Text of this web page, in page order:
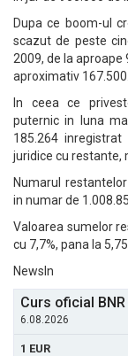
Dupa ce boom-ul
scazut de peste
2009, de la
aproximativ 167.500.
In ceea ce
puternic in luna
185.264
juridice cu restante,
Numarul
in numar de
Valoarea sumelor
cu 7,7%, pana la
NewsIn
Curs oficial BNR
6.08.2026
1 EUR